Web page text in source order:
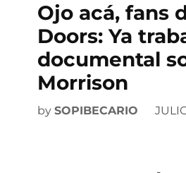
Ojo acá, fans
Doors: Ya
documental
Morrison
by SOPIBECARIO